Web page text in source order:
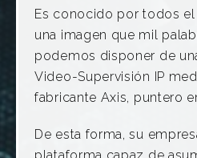
Es conocido por todos el
una imagen que mil
podemos disponer de
Video-Supervisión IP
fabricante Axis, puntero
De esta forma, su